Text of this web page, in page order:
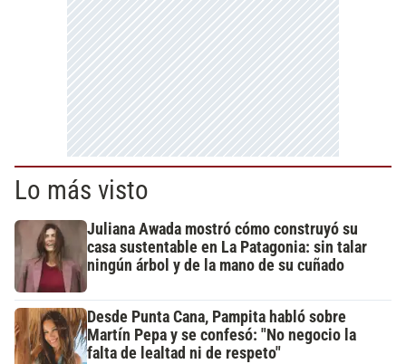
Lo más visto
Juliana Awada mostró cómo construyó su
casa sustentable en La Patagonia: sin talar
ningún árbol y de la mano de su cuñado
Desde Punta Cana, Pampita habló sobre
Martín Pepa y se confesó: "No negocio la
falta de lealtad ni de respeto"